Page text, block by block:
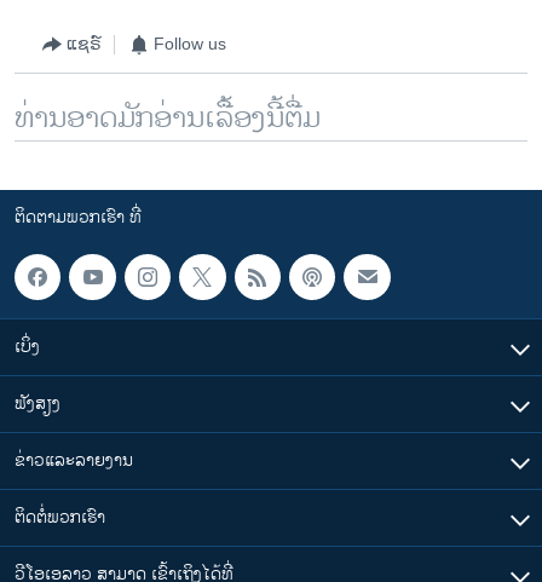
ແຊຣ໌ Follow us
ທ່ານອາດມັກອ່ານເລື້ອງນີ້ຕື່ມ
ຕິດຕາມພວກເຮົາ ທີ່
ເບິ່ງ
ຟັງສຽງ
ຂ່າວແລະລາຍງານ
ຕິດຕໍ່ພວກເຮົາ
ວີໂອເອລາວ ສາມາດ ເຂົ້າເຖິງໄດ້ທີ່